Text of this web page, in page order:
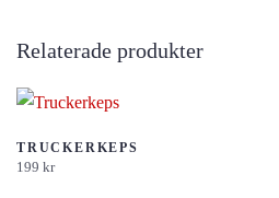
Relaterade produkter
TRUCKERKEPS
199 kr